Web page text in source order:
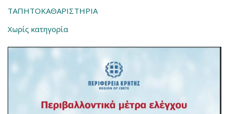
ΤΑΠΗΤΟΚΑΘΑΡΙΣΤΗΡΙΑ
Χωρίς κατηγορία